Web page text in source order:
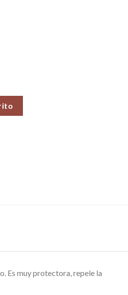
Es muy protectora, repele la